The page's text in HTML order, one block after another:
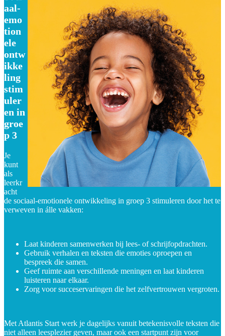
aal-
emo
tion
ele
ontw
ikke
ling
stim
uler
en in
groe
p 3
Je
kunt
als
leerkr
acht
de sociaal-emotionele ontwikkeling in groep 3 stimuleren door het te
verweven in álle vakken:
Laat kinderen samenwerken bij lees- of schrijfopdrachten.
Gebruik verhalen en teksten die emoties oproepen en
bespreek die samen.
Geef ruimte aan verschillende meningen en laat kinderen
luisteren naar elkaar.
Zorg voor succeservaringen die het zelfvertrouwen vergroten.
Met Atlantis Start werk je dagelijks vanuit betekenisvolle teksten die
niet alleen leesplezier geven, maar ook een startpunt zijn voor